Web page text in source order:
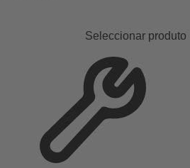
Seleccionar produto